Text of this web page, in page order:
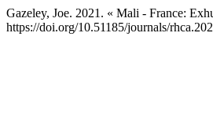
Gazeley, Joe. 2021. « Mali - France:
https://doi.org/10.51185/journals/